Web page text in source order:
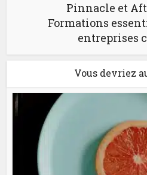
Pinnacle et
Formations
entreprises
Vous devriez